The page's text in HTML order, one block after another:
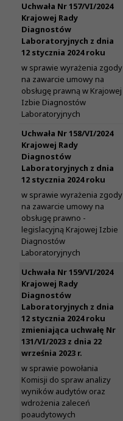
Uchwała Nr 157/VI/2024
Krajowej Rady
Diagnostów
Laboratoryjnych z dnia
12 stycznia 2024 roku
w sprawie wyrażenia zgody
na zawarcie umowy na
obsługę prawną w Krajowej
Izbie Diagnostów
Laboratoryjnych
Uchwała Nr 158/VI/2024
Krajowej Rady
Diagnostów
Laboratoryjnych z dnia
12 stycznia 2024 roku
w sprawie wyrażenia zgody
na zawarcie umowy na
obsługę prawno -
legislacyjną Krajowej Izbie
Diagnostów
Laboratoryjnych
Uchwała Nr 159/VI/2024
Krajowej Rady
Diagnostów
Laboratoryjnych z dnia
12 stycznia 2024 roku
zmieniająca uchwałę Nr
131/VI/2023 z dnia 22
września 2023 r.
w sprawie powołania
Komisji do spraw analizy
wyników audytów oraz
wdrożenia zaleceń
poaudytowych